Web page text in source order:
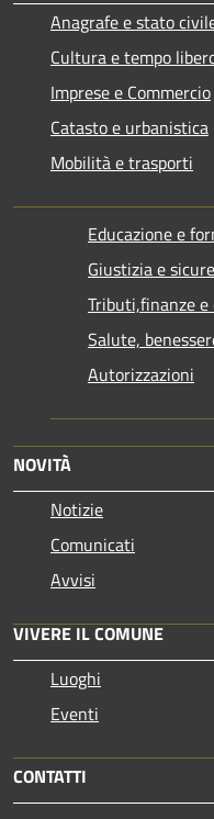
Anagrafe e stato
Cultura e tempo
Imprese e Commercio
Catasto e urbanistica
Mobilità e trasporti
Educazione e
Giustizia e
Tributi,finanze
Salute,
Autorizzazioni
NOVITÀ
Notizie
Comunicati
Avvisi
VIVERE IL COMUNE
Luoghi
Eventi
CONTATTI